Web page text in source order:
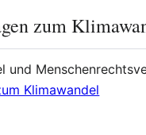
zum
und
Klimawandel